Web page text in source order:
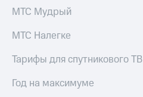
Регистратор
Реквизиты
развитие
этика
На главную
МТС Мудрый
МТС Налегке
Тарифы для спутникового ТВ
Год на максимуме